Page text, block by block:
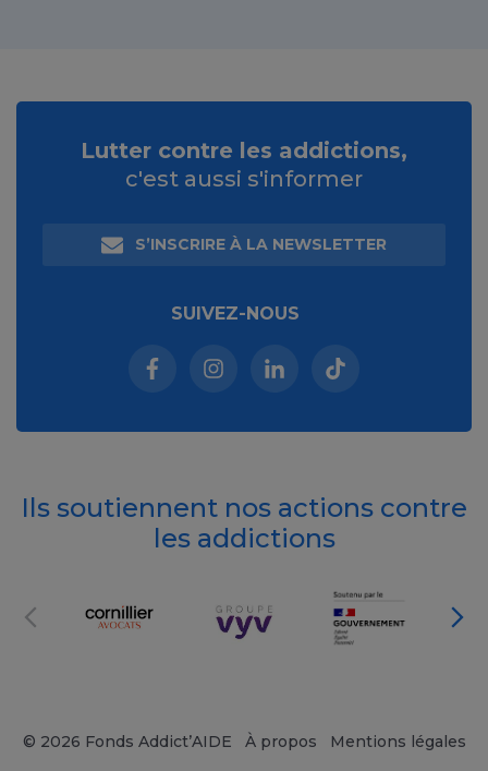
Lutter contre les addictions,
c'est aussi s'informer
S’INSCRIRE À LA NEWSLETTER
SUIVEZ-NOUS
Facebook (nouvelle fenêtre)
Instagram (nouvelle fenêtre)
Linkedin (nouvelle
Tiktok (nouvelle
Ils soutiennent nos actions contre
les addictions
© 2026 Fonds Addict’AIDE À propos
Mentions légales